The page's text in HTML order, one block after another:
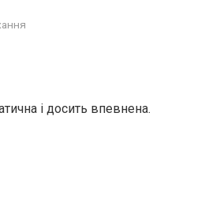
і досить впевнена.